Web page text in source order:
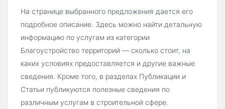
На странице выбранного предложения дается его
подробное описание. Здесь можно найти детальную
информацию по услугам из категории
Благоустройство территорий — сколько стоит, на
каких условиях предоставляется и другие важные
сведения. Кроме того, в разделах Публикации и
Статьи публикуются полезные сведения по
различным услугам в строительной сфере.